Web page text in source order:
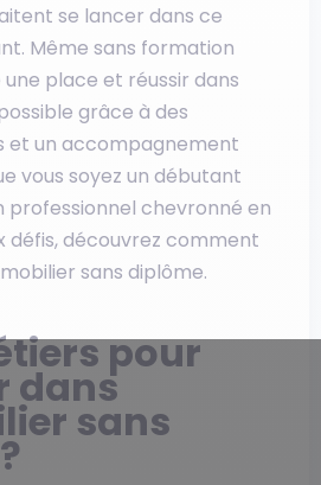
se lancer dans ce
Même sans formation
place et réussir dans
grâce à des
et un accompagnement
vous soyez un débutant
professionnel chevronné en
défis, découvrez comment
sans diplôme.
pour
dans
sans